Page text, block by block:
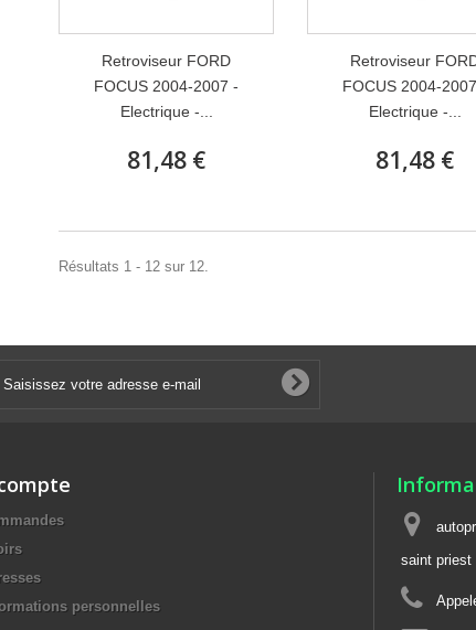
Retroviseur FORD
FOCUS 2004-2007 -
Electrique -...
81,48 €
Retroviseur
FOCUS 2004-
Electrique -...
81,48 €
Résultats 1 - 12 sur 12.
personnelles
saint priest